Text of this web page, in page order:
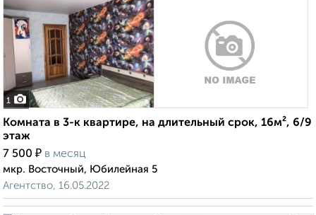
1
Комната в 3-к квартире, на длительный срок, 16м², 6/9
этаж
7 500 ₽ в месяц
мкр. Восточный, Юбилейная 5
Агентство, 16.05.2022